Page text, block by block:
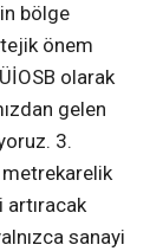
bölge
önem
olarak
gelen
3.
metrekarelik
sanayi